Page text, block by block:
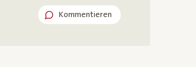
Kommentieren